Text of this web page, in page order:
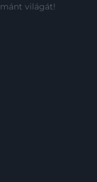
világát!